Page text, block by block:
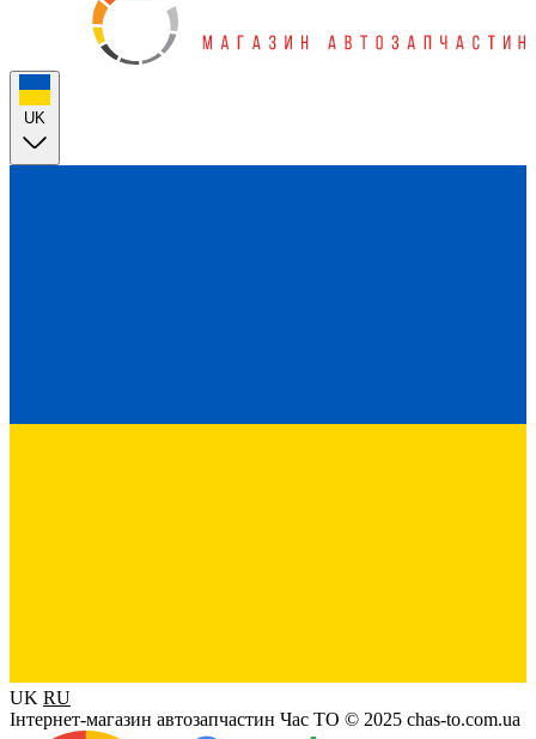
UK RU
Інтернет-магазин автозапчастин Час ТО © 2025 chas-to.com.ua